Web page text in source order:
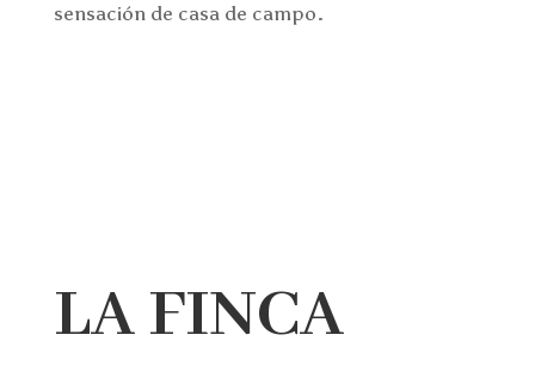
sensación de casa de campo.
LA FINCA